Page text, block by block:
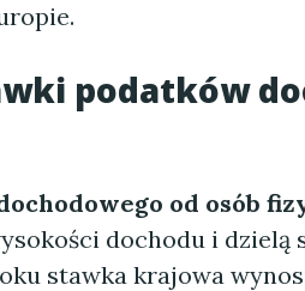
podatków
od osób
dochodu i dzielą
stawka krajowa